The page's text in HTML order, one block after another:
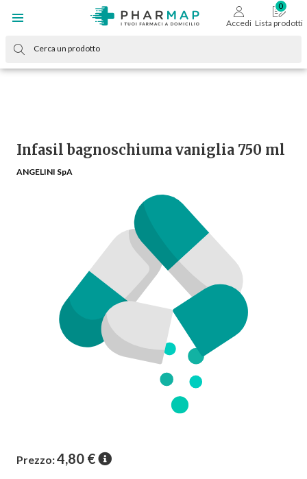
Accedi Lista prodotti
Infasil bagnoschiuma vaniglia 750 ml
ANGELINI SpA
Prezzo:4,80 €